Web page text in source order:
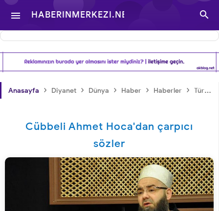
 HABERINMERKEZI.NET
- TÜRKIYE VE DÜNYA
GÜNDEMINDEN

Anasayfa › Diyanet › Dünya › Haber › Haberler › Türkiye
Cübbeli Ahmet Hoca'dan çarpıcı
sözler